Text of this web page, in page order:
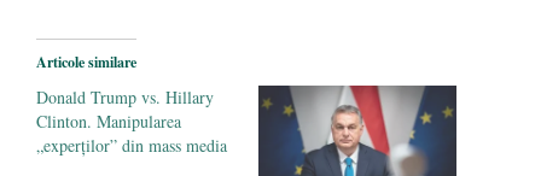
oameni ai planetei şi stânga planetară
ianuarie 2017
Trump a ajuns preşedinte pentru că i-aţi
tratat pe oameni ca pe gunoaie - 23
Articole similare
Donald Trump vs. Hillary
Clinton. Manipularea
„experților” din mass media